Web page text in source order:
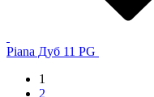
Piana Дуб 11 PG
1
2